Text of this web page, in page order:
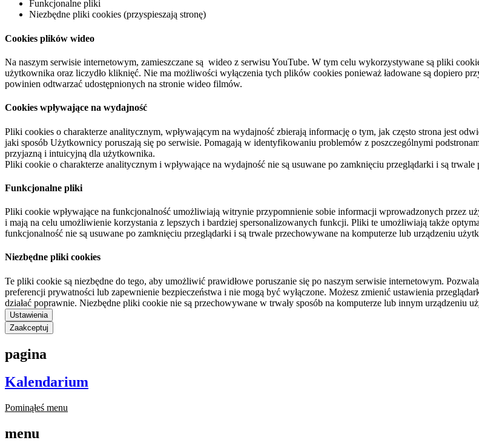
Funkcjonalne pliki
Niezbędne pliki cookies (przyspieszają stronę)
Cookies plików wideo
Na naszym serwisie internetowym, zamieszczane są wideo z serwisu YouTube. W tym celu wykorzystywane są pliki
użytkownika oraz liczydło kliknięć. Nie ma możliwości wyłączenia tych plików cookies ponieważ ładowane są dopiero
powinien odtwarzać udostępnionych na stronie wideo filmów.
Cookies wpływające na wydajność
Pliki cookies o charakterze analitycznym, wpływającym na wydajność zbierają informację o tym, jak często strona jest
jaki sposób Użytkownicy poruszają się po serwisie. Pomagają w identyfikowaniu problemów z poszczególnymi
przyjazną i intuicyjną dla użytkownika.
Pliki cookie o charakterze analitycznym i wpływające na wydajność nie są usuwane po zamknięciu przeglądarki i są
Funkcjonalne pliki
Pliki cookie wpływające na funkcjonalność umożliwiają witrynie przypomnienie sobie informacji wprowadzonych przez
i mają na celu umożliwienie korzystania z lepszych i bardziej spersonalizowanych funkcji. Pliki te umożliwiają także
funkcjonalność nie są usuwane po zamknięciu przeglądarki i są trwale przechowywane na komputerze lub urządzeniu
Niezbędne pliki cookies
Te pliki cookie są niezbędne do tego, aby umożliwić prawidłowe poruszanie się po naszym serwisie internetowym.
preferencji prywatności lub zapewnienie bezpieczeństwa i nie mogą być wyłączone. Możesz zmienić ustawienia
działać poprawnie. Niezbędne pliki cookie nie są przechowywane w trwały sposób na komputerze lub innym urządzeniu
Ustawienia
Zaakceptuj
pagina
Kalendarium
Pominąłeś menu
menu